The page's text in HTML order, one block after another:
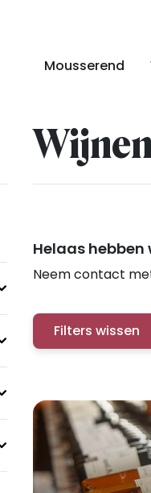
Mousserend
Helaas hebben
Neem contact
Filters wissen